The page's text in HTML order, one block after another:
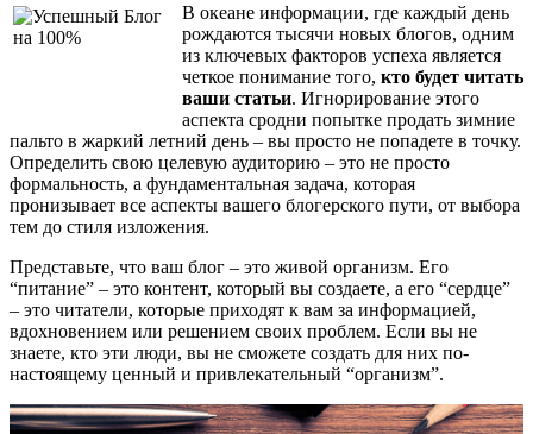
В океане информации, где каждый день
рождаются тысячи новых блогов, одним
из ключевых факторов успеха является
четкое понимание того, кто будет читать
ваши статьи. Игнорирование этого
аспекта сродни попытке продать зимние
пальто в жаркий летний день – вы просто не попадете в точку.
Определить свою целевую аудиторию – это не просто
формальность, а фундаментальная задача, которая
пронизывает все аспекты вашего блогерского пути, от выбора
тем до стиля изложения.
Представьте, что ваш блог – это живой организм. Его
“питание” – это контент, который вы создаете, а его “сердце”
– это читатели, которые приходят к вам за информацией,
вдохновением или решением своих проблем. Если вы не
знаете, кто эти люди, вы не сможете создать для них по-
настоящему ценный и привлекательный “организм”.
✕